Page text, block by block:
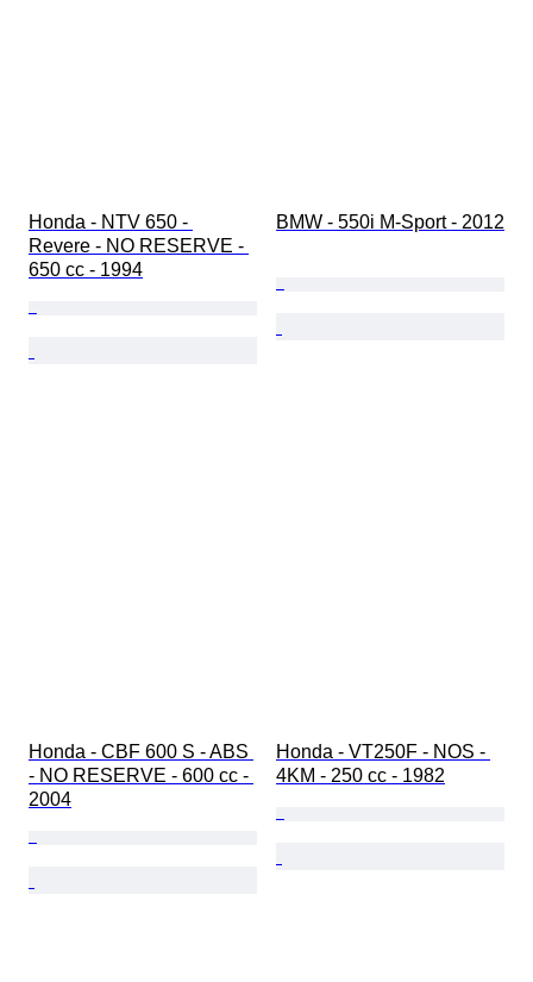
Honda - NTV 650 -
Revere - NO RESERVE -
650 cc - 1994
BMW - 550i M-Sport - 2012
Honda - CBF 600 S - ABS
- NO RESERVE - 600 cc -
2004
Honda - VT250F - NOS -
4KM - 250 cc - 1982